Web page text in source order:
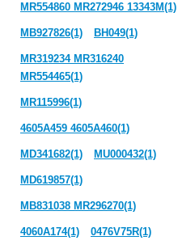
MR554860 MR272946 13343M(1)
MB927826(1) BH049(1)
MR319234 MR316240
MR554465(1)
MR115996(1)
4605A459 4605A460(1)
MD341682(1) MU000432(1)
MD619857(1)
MB831038 MR296270(1)
4060A174(1) 0476V75R(1)